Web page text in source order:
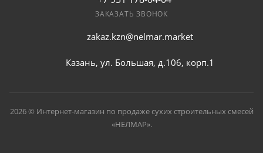
ЗАКАЗАТЬ ЗВОНОК
zakaz.kzn@nelmar.market
Казань, ул. Большая, д.106, корп.1
2026 © Интернет-магазин по продаже сухих строительных смесей
«НЕЛМАР».